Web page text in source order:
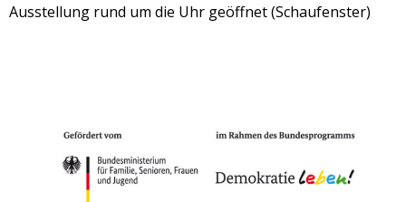
Ausstellung rund um die Uhr geöffnet (Schaufenster)